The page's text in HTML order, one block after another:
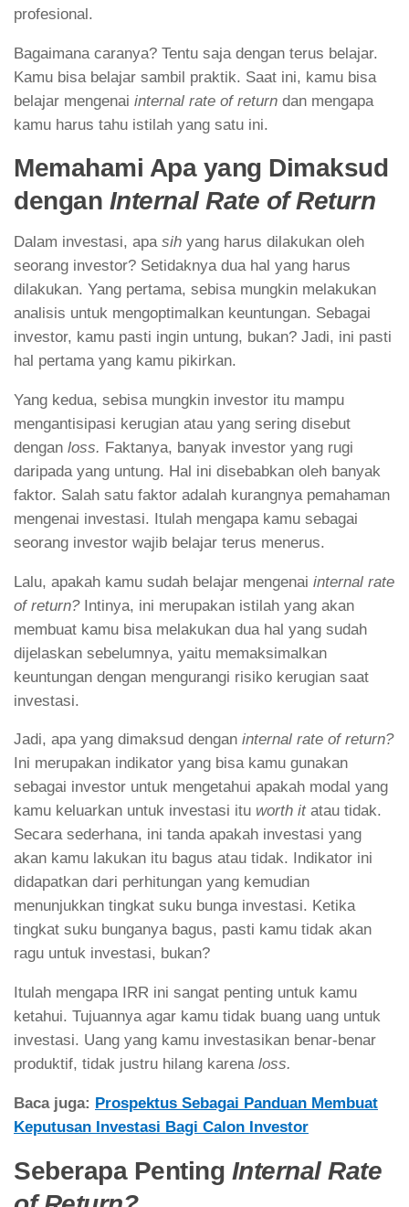
profesional.
Bagaimana caranya? Tentu saja dengan terus belajar.
Kamu bisa belajar sambil praktik. Saat ini, kamu bisa
belajar mengenai internal rate of return dan mengapa
kamu harus tahu istilah yang satu ini.
Memahami Apa yang Dimaksud
dengan Internal Rate of Return
Dalam investasi, apa sih yang harus dilakukan oleh
seorang investor? Setidaknya dua hal yang harus
dilakukan. Yang pertama, sebisa mungkin melakukan
analisis untuk mengoptimalkan keuntungan. Sebagai
investor, kamu pasti ingin untung, bukan? Jadi, ini pasti
hal pertama yang kamu pikirkan.
Yang kedua, sebisa mungkin investor itu mampu
mengantisipasi kerugian atau yang sering disebut
dengan loss. Faktanya, banyak investor yang rugi
daripada yang untung. Hal ini disebabkan oleh banyak
faktor. Salah satu faktor adalah kurangnya pemahaman
mengenai investasi. Itulah mengapa kamu sebagai
seorang investor wajib belajar terus menerus.
Lalu, apakah kamu sudah belajar mengenai internal rate
of return? Intinya, ini merupakan istilah yang akan
membuat kamu bisa melakukan dua hal yang sudah
dijelaskan sebelumnya, yaitu memaksimalkan
keuntungan dengan mengurangi risiko kerugian saat
investasi.
Jadi, apa yang dimaksud dengan internal rate of return?
Ini merupakan indikator yang bisa kamu gunakan
sebagai investor untuk mengetahui apakah modal yang
kamu keluarkan untuk investasi itu worth itatau tidak.
Secara sederhana, ini tanda apakah investasi yang
akan kamu lakukan itu bagus atau tidak. Indikator ini
didapatkan dari perhitungan yang kemudian
menunjukkan tingkat suku bunga investasi. Ketika
tingkat suku bunganya bagus, pasti kamu tidak akan
ragu untuk investasi, bukan?
Itulah mengapa IRR ini sangat penting untuk kamu
ketahui. Tujuannya agar kamu tidak buang uang untuk
investasi. Uang yang kamu investasikan benar-benar
produktif, tidak justru hilang karena loss.
Baca juga: Prospektus Sebagai Panduan Membuat
Keputusan Investasi Bagi Calon Investor
Seberapa Penting Internal Rate